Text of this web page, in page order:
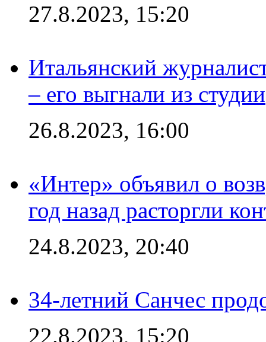
27.8.2023, 15:20
Итальянский
– его выгнали из студии
26.8.2023, 16:00
«Интер» объявил о
год назад расторгли
24.8.2023, 20:40
34-летний Санчес
22.8.2023, 15:20